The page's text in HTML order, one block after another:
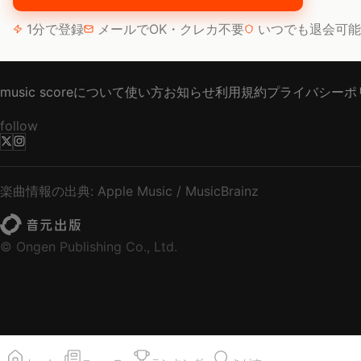
1分で登録 メールでOK・クレカ不要 いつでも退会可能
music scoreについて使い方お知らせ利用規約プライバシーポ
follow
楽曲情報の出典: Apple Music / MusicBrainz
© Ongen Publishing Co., Ltd.